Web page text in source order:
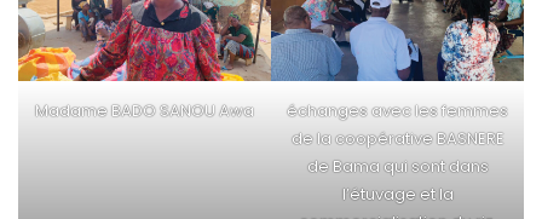
Madame BADO SANOU Awa
échanges avec les femmes
de la coopérative BASNERE
de Bama qui sont dans
l’étuvage et la